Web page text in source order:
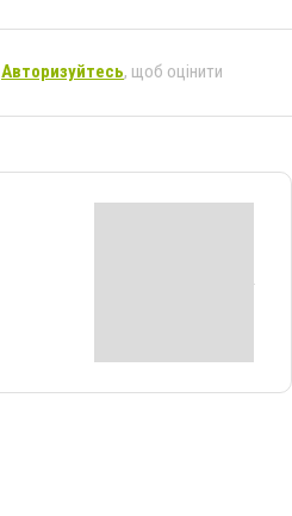
Авторизуйтесь, щоб оцінити